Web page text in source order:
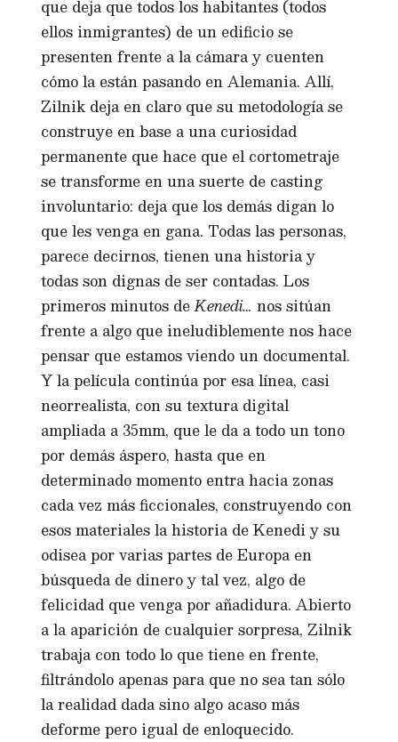
que deja que todos los habitantes (todos
ellos inmigrantes) de un edificio se
presenten frente a la cámara y cuenten
cómo la están pasando en Alemania. Allí,
Zilnik deja en claro que su metodología se
construye en base a una curiosidad
permanente que hace que el cortometraje
se transforme en una suerte de casting
involuntario: deja que los demás digan lo
que les venga en gana. Todas las personas,
parece decirnos, tienen una historia y
todas son dignas de ser contadas. Los
primeros minutos deKenedi…nos sitúan
frente a algo que ineludiblemente nos hace
pensar que estamos viendo un documental.
Y la película continúa por esa línea, casi
neorrealista, con su textura digital
ampliada a 35mm, que le da a todo un tono
por demás áspero, hasta que en
determinado momento entra hacia zonas
cada vez más ficcionales, construyendo con
esos materiales la historia de Kenedi y su
odisea por varias partes de Europa en
búsqueda de dinero y tal vez, algo de
felicidad que venga por añadidura. Abierto
a la aparición de cualquier sorpresa, Zilnik
trabaja con todo lo que tiene en frente,
filtrándolo apenas para que no sea tan sólo
la realidad dada sino algo acaso más
deforme pero igual de enloquecido.